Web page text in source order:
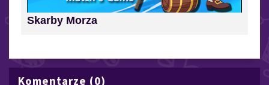
Skarby Morza
Komentarze (0)